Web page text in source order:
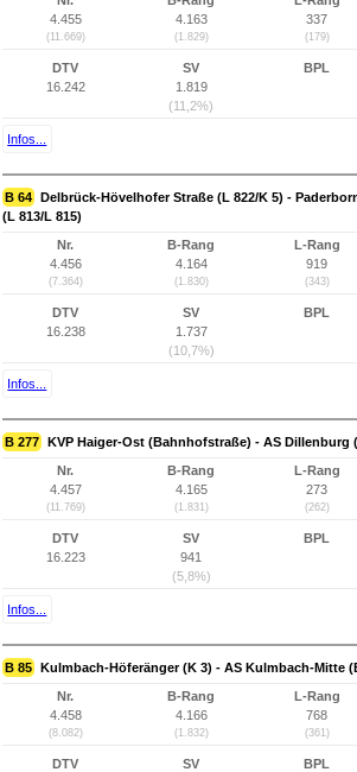
4.455
(11.669)
4.163
(1.829)
337
(179)
DTV
16.242
SV
1.819
(11,2%)
BPL
Infos...
B 64 Delbrück-Hövelhofer Straße (L 822/K 5) -
(L 813/L 815)
Nr.
4.456
(7.364)
B-Rang
4.164
(1.830)
L-Rang
919
(343)
DTV
16.238
SV
1.737
(10,7%)
BPL
Infos...
B 277 KVP Haiger-Ost (Bahnhofstraße) - AS Dillenburg
Nr.
4.457
(11.769)
B-Rang
4.165
(1.831)
L-Rang
273
(262)
DTV
16.223
SV
941
(5,8%)
BPL
Infos...
B 85 Kulmbach-Höferänger (K 3) - AS Kulmbach-Mitte
Nr.
4.458
(8.082)
B-Rang
4.166
(1.832)
L-Rang
768
(361)
DTV
SV
BPL